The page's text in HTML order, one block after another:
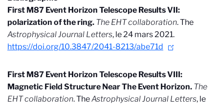
First M87 Event Horizon Telescope Results VII:
polarization of the ring. The EHT collaboration. The
Astrophysical Journal Letters, le 24 mars 2021.
https://doi.org/10.3847/2041-8213/abe71d
First M87 Event Horizon Telescope Results VIII:
Magnetic Field Structure Near The Event Horizon. The
EHT collaboration. TheAstrophysical Journal Letters, le